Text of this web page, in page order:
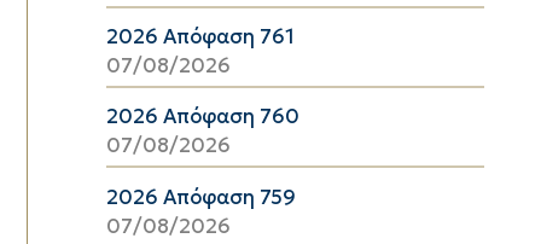
2026 Απόφαση 761
07/08/2026
2026 Απόφαση 760
07/08/2026
2026 Απόφαση 759
07/08/2026